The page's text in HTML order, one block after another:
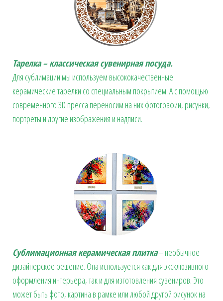
Тарелка – классическая сувенирная посуда.
Для сублимации мы используем высококачественные
керамические тарелки со специальным покрытием. А с помощью
современного 3D пресса переносим на них фотографии, рисунки,
портреты и другие изображения и надписи.
Сублимационная керамическая плитка– необычное
дизайнерское решение. Она используется как для эксклюзивного
оформления интерьера, так и для изготовления сувениров. Это
может быть фото, картина в рамке или любой другой рисунок на